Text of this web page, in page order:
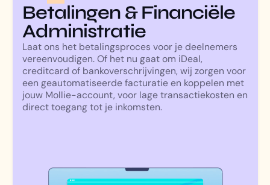
Betalingen & Financiële
Administratie
Laat ons het betalingsproces voor je deelnemers
vereenvoudigen. Of het nu gaat om iDeal,
creditcard of bankoverschrijvingen, wij zorgen voor
een geautomatiseerde facturatie en koppelen met
jouw Mollie-account, voor lage transactiekosten en
direct toegang tot je inkomsten.